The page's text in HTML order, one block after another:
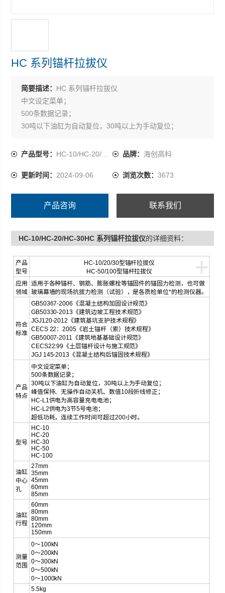
HC 系列锚杆拉拔仪
简要描述： HC 系列锚杆拉拔仪
中文设定菜单；
500条数据记录；
30吨以下油缸为自动复位，30吨以上为手动复位；
HC-L1供电为高容量充电电池；
超低功耗，连续工作时间可超过200小时。
产品型号： HC-10/HC-20/HC-30 品牌： 海创高科
更新时间： 2024-09-06 浏览次数： 3673
产品咨询 联系我们
HC-10/HC-20/HC-30HC 系列锚杆拉拔仪的详细资料：
+
产品
型号
HC-10/20/30型锚杆拉拔仪
HC-50/100型锚杆拉拔仪
应用
领域
适用于各种锚杆、钢筋、膨胀螺栓等锚固件的锚固力检测，也可做
玻璃幕墙的现场抗拔力检测（试验），是各质检单位*的检测仪器。
符合
标准
GB50367-2006《混凝土结构加固设计规范》
GB50330-2013《建筑边坡工程技术规范》
JGJ120-2012《建筑基坑支护技术规程》
CECS 22：2005《岩土锚杆（索）技术规程》
GB50007-2011《建筑地基基础设计规范》
CECS22:99《土层锚杆设计与施工规范》
JGJ 145-2013《混凝土结构后锚固技术规程》
产品
特点
中文设定菜单；
500条数据记录；
30吨以下油缸为自动复位，30吨以上为手动复位；
峰值保持、无操作自动关机、数值10段折线修正；
HC-L1供电为高容量充电电池；
HC-L2供电为3节5号电池；
超低功耗，连续工作时间可超过200小时。
型号
HC-10
HC-20
HC-30
HC-50
HC-100
油缸
中心
孔
27mm
35mm
45mm
60mm
85mm
油缸
行程
60mm
80mm
80mm
120mm
150mm
测量
范围
0～100kN
0～200kN
0～300kN
0～500kN
0～1000kN
5.5kg